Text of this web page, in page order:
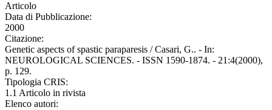
Articolo
Data di Pubblicazione:
2000
Citazione:
Genetic aspects of spastic paraparesis / Casari, G.. - In:
NEUROLOGICAL SCIENCES. - ISSN 1590-1874. - 21:4(2000),
p. 129.
Tipologia CRIS:
1.1 Articolo in rivista
Elenco autori: